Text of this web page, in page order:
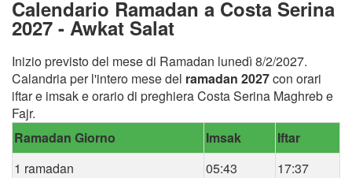
Calendario Ramadan a Costa Serina
2027 - Awkat Salat
Inizio previsto del mese di Ramadan lunedì 8/2/2027.
Calandria per l'intero mese del ramadan 2027con orari
iftar e imsak e orario di preghiera Costa Serina Maghreb e
Fajr.
Ramadan Giorno
Imsak
Iftar
1 ramadan
05:43
17:37